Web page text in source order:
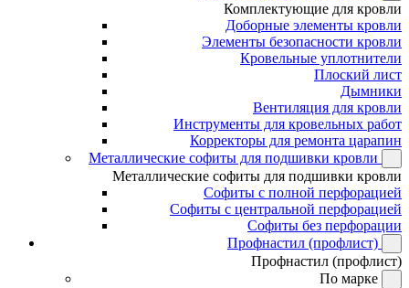
Комплектующие для кровли
Доборные элементы кровли
Элементы безопасности кровли
Кровельные уплотнители
Плоский лист
Дымники
Вентиляция для кровли
Инструменты для кровельных работ
Корректоры для ремонта царапин
Металлические софиты для подшивки кровли
Металлические софиты для подшивки кровли
Софиты с полной перфорацией
Софиты с центральной перфорацией
Софиты без перфорации
Профнастил (профлист)
Профнастил (профлист)
По марке